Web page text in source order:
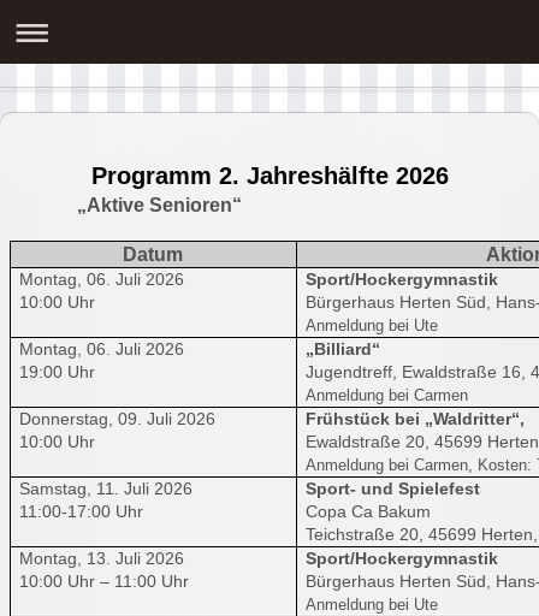
Programm 2. Jahreshälfte 2026
„Aktive Senioren“
Datum
Montag, 06. Juli 2026
10:00 Uhr
Sport/Hockergymnastik
Bürgerhaus Herten Süd,
Anmeldung bei Ute
Montag, 06. Juli 2026
19:00 Uhr
„Billiard“
Jugendtreff, Ewaldstraße 16,
Anmeldung bei Carmen
Donnerstag, 09. Juli 2026
10:00 Uhr
Frühstück bei „Waldritter“,
Ewaldstraße 20, 45699 Herten
Anmeldung bei Carmen, Kosten:
Samstag, 11. Juli 2026
11:00-17:00 Uhr
Sport- und Spielefest
Copa Ca Bakum
Teichstraße 20, 45699
Montag, 13. Juli 2026
10:00 Uhr – 11:00 Uhr
Sport/Hockergymnastik
Bürgerhaus Herten Süd,
Anmeldung bei Ute